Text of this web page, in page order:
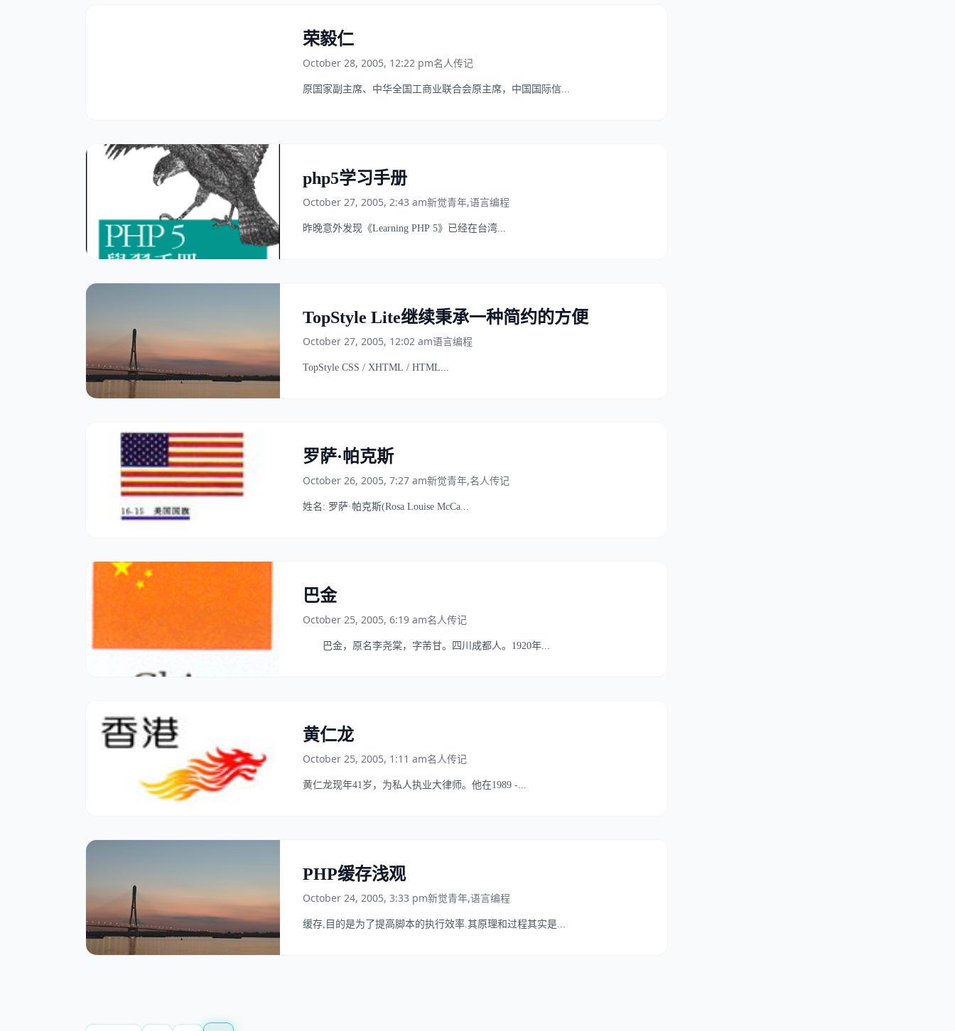
荣毅仁
October 28, 2005, 12:22 pm名人传记
原国家副主席、中华全国工商业联合会原主席，中国国际信...
php5学习手册
October 27, 2005, 2:43 am新觉青年,语言编程
昨晚意外发现《Learning PHP 5》已经在台湾...
TopStyle Lite继续秉承一种简约的方便
October 27, 2005, 12:02 am语言编程
TopStyle CSS / XHTML / HTML...
罗萨·帕克斯
October 26, 2005, 7:27 am新觉青年,名人传记
姓名: 罗萨·帕克斯(Rosa Louise McCa...
巴金
October 25, 2005, 6:19 am名人传记
巴金，原名李尧棠，字芾甘。四川成都人。1920年...
黄仁龙
October 25, 2005, 1:11 am名人传记
黄仁龙现年41岁，为私人执业大律师。他在1989 -...
PHP缓存浅观
October 24, 2005, 3:33 pm新觉青年,语言编程
缓存,目的是为了提高脚本的执行效率.其原理和过程其实是...